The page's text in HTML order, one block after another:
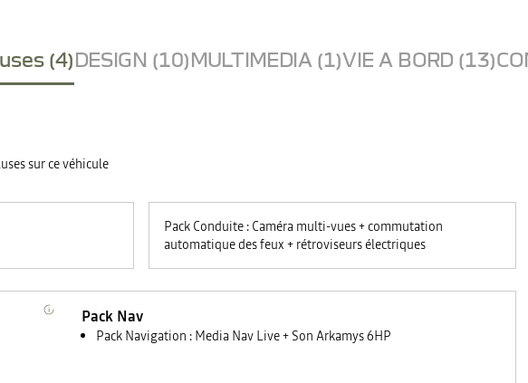
(4)DESIGN (10)MULTIMEDIA (1)VIE A BORD (13)
sur ce véhicule
Pack Conduite : Caméra multi-vues + commutation
automatique des feux + rétroviseurs électriques
Pack Nav
Pack Navigation : Media Nav Live + Son Arkamys 6HP